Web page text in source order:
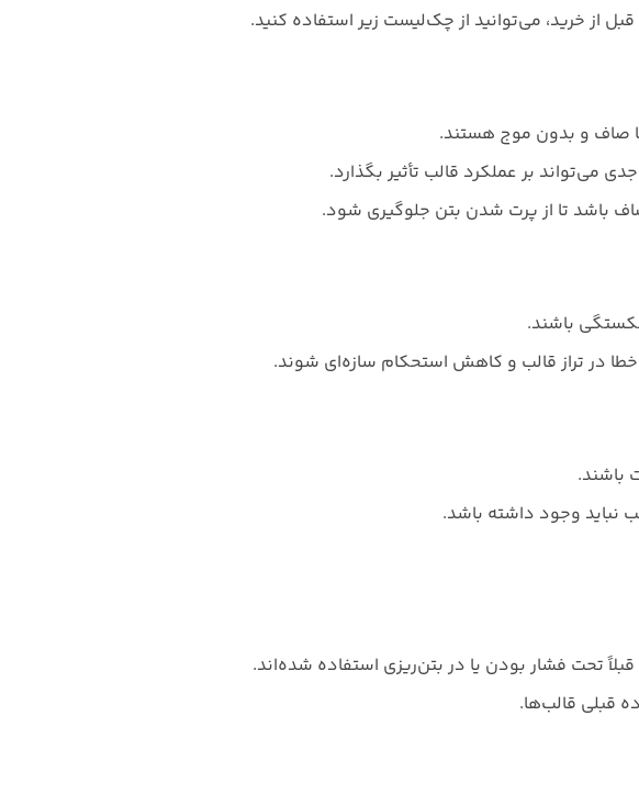
قبل از خرید، می‌توانید از چک‌لیست زیر استفاده کنید.
صاف و بدون موج هستند.
می‌تواند بر عملکرد قالب تأثیر بگذارد.
باشد تا از پرت شدن بتن جلوگیری شود.
باشند.
در تراز قالب و کاهش استحکام سازه‌ای شوند.
باشند.
نباید وجود داشته باشد.
تحت فشار بودن یا در بتن‌ریزی استفاده شده‌اند.
قبلی قالب‌ها.